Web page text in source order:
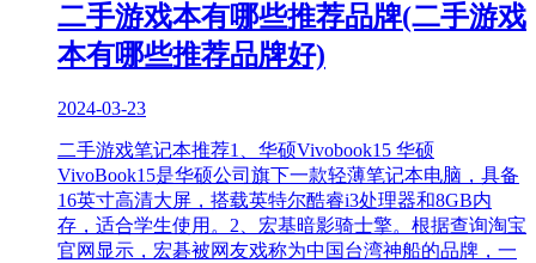
二手游戏本有哪些推荐品牌(二手游戏
本有哪些推荐品牌好)
2024-03-23
二手游戏笔记本推荐1、华硕Vivobook15 华硕
VivoBook15是华硕公司旗下一款轻薄笔记本电脑，具备
16英寸高清大屏，搭载英特尔酷睿i3处理器和8GB内
存，适合学生使用。2、宏基暗影骑士擎。根据查询淘宝
官网显示，宏碁被网友戏称为中国台湾神船的品牌，一